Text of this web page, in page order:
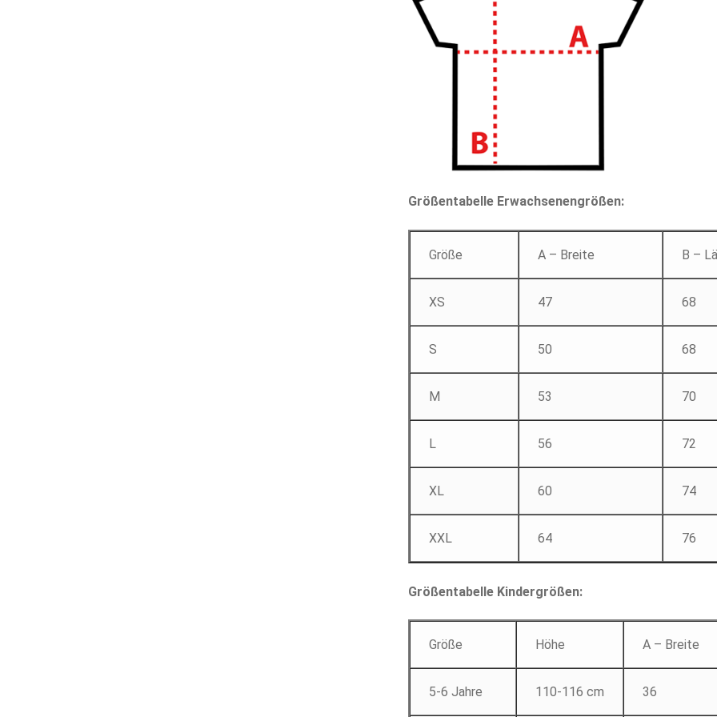
Größentabelle Erwachsenengrößen:
Größe A – Breite B –
XS 47 68
S 50 68
M 53 70
L 56 72
XL 60 74
XXL 64 76
Größentabelle Kindergrößen:
Größe Höhe A – Breite
5-6 Jahre 110-116 cm 36